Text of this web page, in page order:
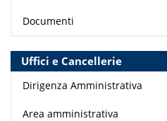
Documenti
Uffici e Cancellerie
Dirigenza Amministrativa
Area amministrativa